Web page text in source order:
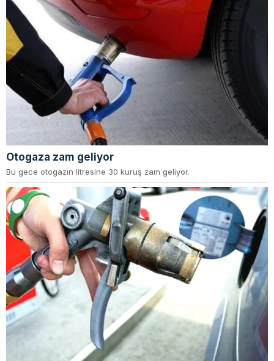
Otogaza zam geliyor
Bu gece otogazın litresine 30 kuruş zam geliyor.